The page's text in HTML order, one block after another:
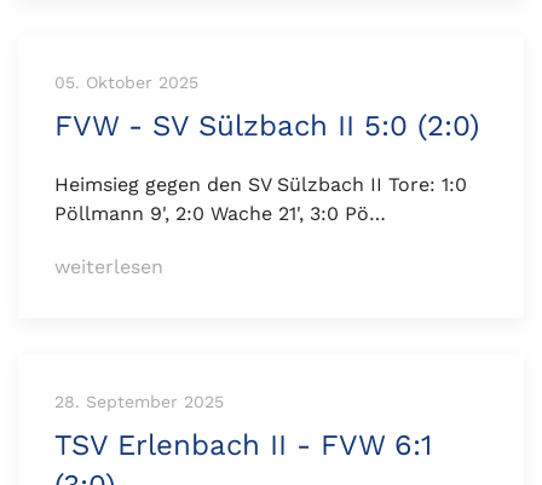
05. Oktober 2025
FVW - SV Sülzbach II 5:0 (2:0)
Heimsieg gegen den SV Sülzbach II Tore: 1:0
Pöllmann 9', 2:0 Wache 21', 3:0 Pö…
weiterlesen
28. September 2025
TSV Erlenbach II - FVW 6:1